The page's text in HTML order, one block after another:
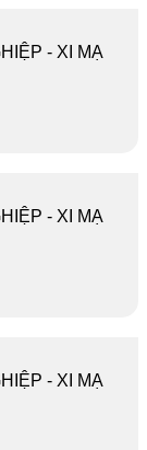
- XI MẠ
- XI MẠ
- XI MẠ